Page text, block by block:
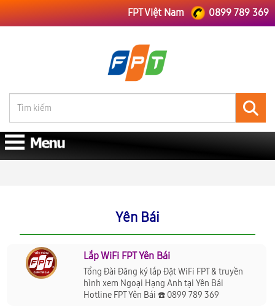
FPT Việt Nam 0899 789 369
Yên Bái
Lắp WiFi FPT Yên Bái
Tổng Đài Đăng ký lắp Đặt WiFi FPT & truyền
hình xem Ngoại Hạng Anh tại Yên Bái
Hotline FPT Yên Bái ☎️ 0899 789 369